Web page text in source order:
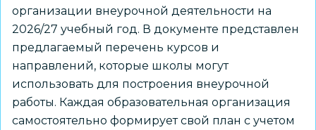
организации внеурочной деятельности на
2026/27 учебный год. В документе представлен
предлагаемый перечень курсов и
направлений, которые школы могут
использовать для построения внеурочной
работы. Каждая образовательная организация
самостоятельно формирует свой план с учетом